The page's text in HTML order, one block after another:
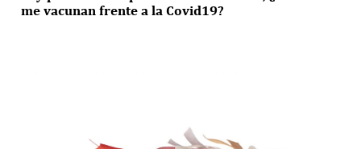
me vacunan frente a la Covid19?